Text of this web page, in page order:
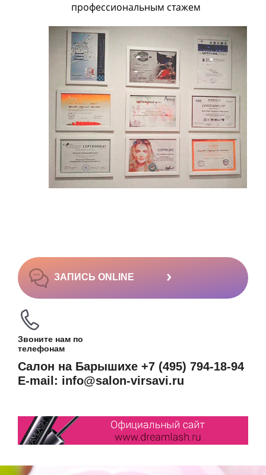
профессиональным стажем
ЗАПИСЬ ONLINE ›
Звоните нам по
телефонам
Салон на Барышихе +7 (495) 794-18-94
E-mail: info@salon-virsavi.ru